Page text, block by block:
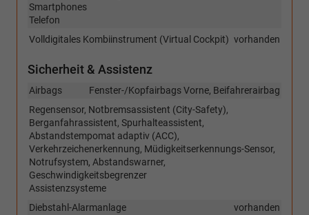
Smartphones
Telefon
vorhanden
Volldigitales Kombiinstrument (Virtual Cockpit)
Sicherheit & Assistenz
Fenster-/Kopfairbags Vorne, Beifahrerairbag
Airbags
Regensensor, Notbremsassistent (City-Safety),
Berganfahrassistent, Spurhalteassistent,
Abstandstempomat adaptiv (ACC),
Verkehrzeichenerkennung, Müdigkeitserkennungs-Sensor,
Notrufsystem, Abstandswarner,
Geschwindigkeitsbegrenzer
Assistenzsysteme
vorhanden
Diebstahl-Alarmanlage